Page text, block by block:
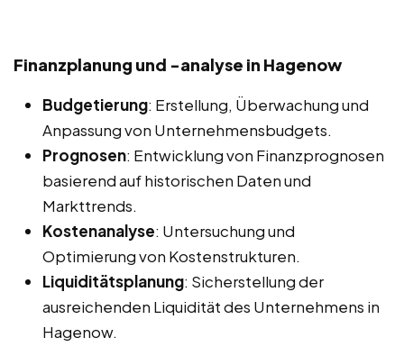
Finanzplanung und -analyse in Hagenow
Budgetierung: Erstellung, Überwachung und
Anpassung von Unternehmensbudgets.
Prognosen: Entwicklung von Finanzprognosen
basierend auf historischen Daten und
Markttrends.
Kostenanalyse: Untersuchung und
Optimierung von Kostenstrukturen.
Liquiditätsplanung: Sicherstellung der
ausreichenden Liquidität des Unternehmens in
Hagenow.